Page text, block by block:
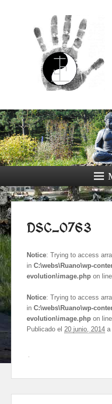
DSC_0763
Notice: Trying to access
inC:\webs\Ruano\wp-
evolution\image.php on
Notice: Trying to access
inC:\webs\Ruano\wp-
evolution\image.php on
Publicado el 20 junio, 2014